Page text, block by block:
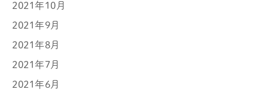
2021年10月
2021年9月
2021年8月
2021年7月
2021年6月